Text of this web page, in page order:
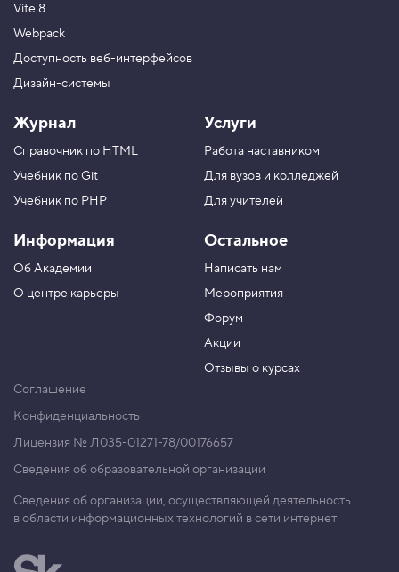
Vite 8
Webpack
Доступность веб-интерфейсов
Дизайн-системы
Журнал
Справочник по HTML
Учебник по Git
Учебник по PHP
Информация
Об Академии
О центре карьеры
Услуги
Работа наставником
Для вузов и колледжей
Для учителей
Остальное
Написать нам
Мероприятия
Форум
Акции
Отзывы о курсах
Соглашение
Конфиденциальность
Лицензия № Л035-01271-78/00176657
Сведения об образовательной организации
Сведения об организации, осуществляющей деятельность
в области информационных технологий в сети интернет